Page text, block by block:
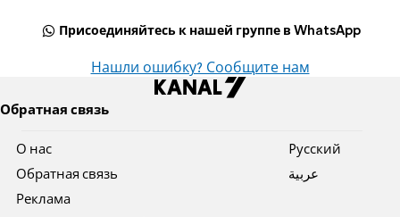
Присоединяйтесь к нашей группе в WhatsApp
Нашли ошибку? Сообщите нам
Обратная связь
О нас
Обратная связь
Реклама
Pусский
عربية